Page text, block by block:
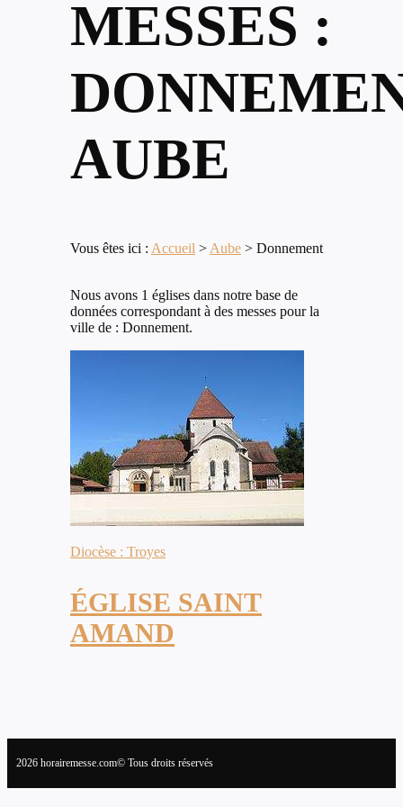
MESSES :
AUBE
Vous êtes ici : Accueil > Aube > Donnement
Nous avons 1 églises dans notre base de
données correspondant à des messes pour la
ville de : Donnement.
Diocèse : Troyes
ÉGLISE SAINT
AMAND
2026 horairemesse.com© Tous droits réservés